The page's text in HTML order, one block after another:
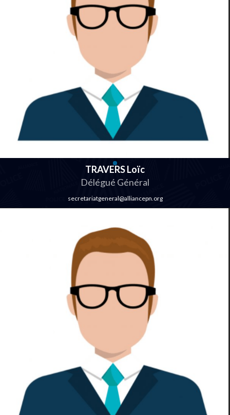
TRAVERS Loïc
Délégué Général
secretariatgeneral@alliancepn.org